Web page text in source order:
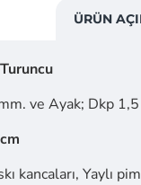
ÜRÜN
ve Ayak; Dkp
kancaları,